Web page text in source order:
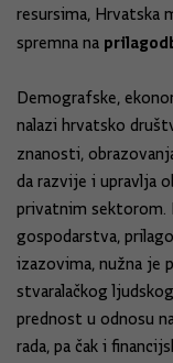
resursima, Hrvatska
spremna na
Demografske,
nalazi hrvatsko
znanosti,
da razvije i upravlja
privatnim sektorom.
gospodarstva,
izazovima, nužna je
stvaralačkog
prednost u odnosu
rada, pa čak i